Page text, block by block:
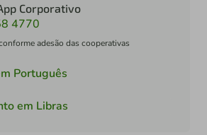
Corporativo
4770
adesão das cooperativas
Português
em Libras